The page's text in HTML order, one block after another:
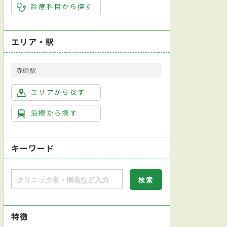
診療科目から探す
エリア・駅
赤碕駅
エリアから探す
沿線から探す
キーワード
特徴